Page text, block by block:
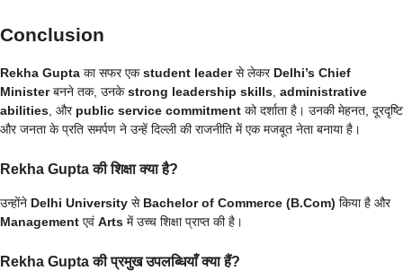
Conclusion
Rekha Gupta का सफर एकstudent leaderसे लेकर Delhi’s Chief
Ministerबनने तक, उनकेstrong leadership skills administrative
abilities , और public service commitment को दर्शाता है। उनकी मेहनत, दूरदृष्टि
और जनता के प्रति समर्पण ने उन्हें दिल्ली की राजनीति में एक मजबूत नेता बनाया है।
Rekha Gupta की शिक्षा क्या है?
उन्होंने Delhi University से Bachelor of Commerce (B.Com) किया है और
Management एवं Arts में उच्च शिक्षा प्राप्त की है।
Rekha Gupta की प्रमुख उपलब्धियाँ क्या हैं?